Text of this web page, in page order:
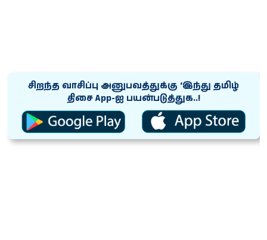
சிறந்த வாசிப்பு அனுபவத்துக்கு ‘இந்து தமிழ்
திசை App-ஐ பயன்படுத்துக..!